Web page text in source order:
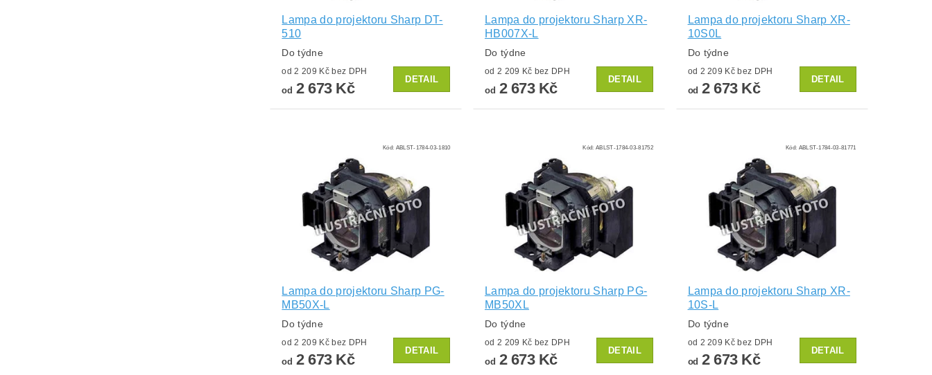
Lampa do projektoru Sharp DT-
510
Do týdne
od 2 209 Kč bez DPH
od 2 673 Kč
DETAIL
Lampa do projektoru Sharp XR-
HB007X-L
Do týdne
od 2 209 Kč bez DPH
od 2 673 Kč
DETAIL
Lampa do projektoru Sharp XR-
10S0L
Do týdne
od 2 209 Kč bez DPH
od 2 673 Kč
DETAIL
Kód: ABLST-1784-03-1810
Lampa do projektoru Sharp PG-
MB50X-L
Do týdne
od 2 209 Kč bez DPH
od 2 673 Kč
DETAIL
Kód: ABLST-1784-03-81752
Lampa do projektoru Sharp PG-
MB50XL
Do týdne
od 2 209 Kč bez DPH
od 2 673 Kč
DETAIL
Kód: ABLST-1784-03-81771
Lampa do projektoru Sharp XR-
10S-L
Do týdne
od 2 209 Kč bez DPH
od 2 673 Kč
DETAIL